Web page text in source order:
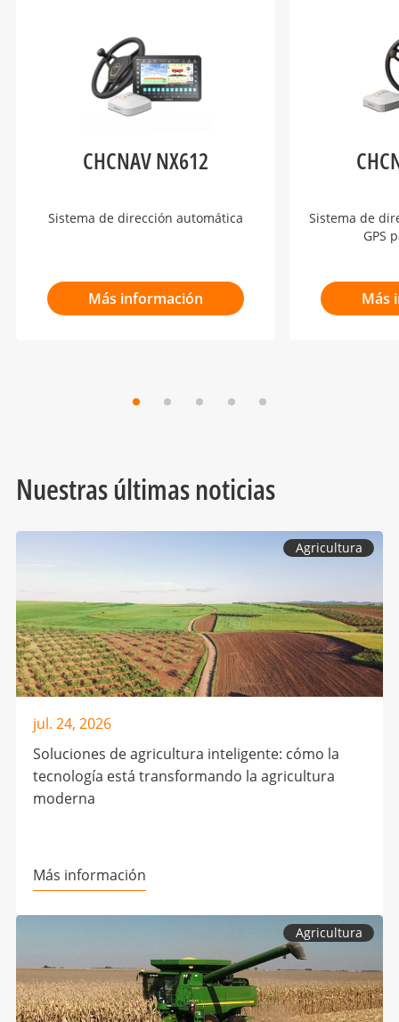
CHCNAV NX612
Sistema de dirección automática
Más información
Sistema de
GPS
Más
Nuestras últimas noticias
Agricultura
jul. 24, 2026
Soluciones de agricultura inteligente: cómo la
tecnología está transformando la agricultura
moderna
Más información
Agricultura